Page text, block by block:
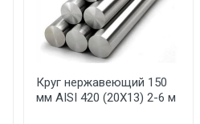
обеспечить подъезные пути
Круг нержавеющий 150
мм AISI 420 (20Х13) 2-6 м